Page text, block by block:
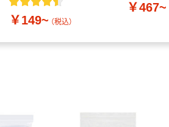
￥149~ （税込）
￥467~